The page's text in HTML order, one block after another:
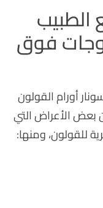
الطبيب
فوق
أورام القولون
بعض الأعراض التي
للقولون، ومنها: